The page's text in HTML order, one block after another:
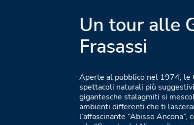
Un tour alle
Frasassi
Aperte al pubblico nel 1974, le
spettacoli naturali più
gigantesche stalagmiti si
ambienti differenti che ti
l’affascinante “Abisso